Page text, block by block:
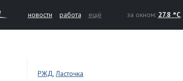
новости работа ещё за окном: 27.8 °C
РЖД,Ласточка